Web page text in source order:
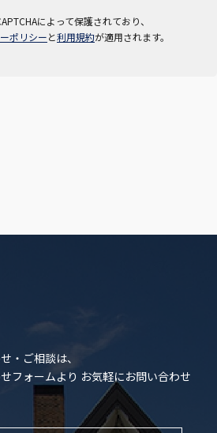
によって保護されており、
ポリシーと利用規約が適用されます。
・ご相談は、
フォームより お気軽にお問い合わせ